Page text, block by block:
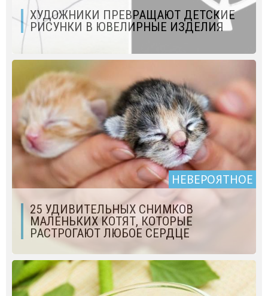
ХУДОЖНИКИ ПРЕВРАЩАЮТ ДЕТСКИЕ
РИСУНКИ В ЮВЕЛИРНЫЕ ИЗДЕЛИЯ
НЕВЕРОЯТНОЕ
25 УДИВИТЕЛЬНЫХ СНИМКОВ
МАЛЕНЬКИХ КОТЯТ, КОТОРЫЕ
РАСТРОГАЮТ ЛЮБОЕ СЕРДЦЕ